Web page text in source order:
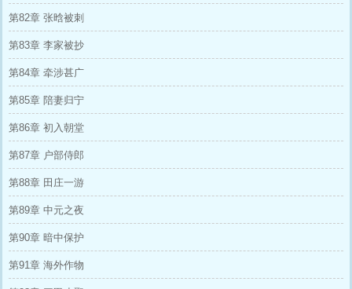
第82章 张晗被刺
第83章 李家被抄
第84章 牵涉甚广
第85章 陪妻归宁
第86章 初入朝堂
第87章 户部侍郎
第88章 田庄一游
第89章 中元之夜
第90章 暗中保护
第91章 海外作物